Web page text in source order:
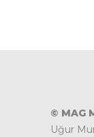
© MAG
Uğur